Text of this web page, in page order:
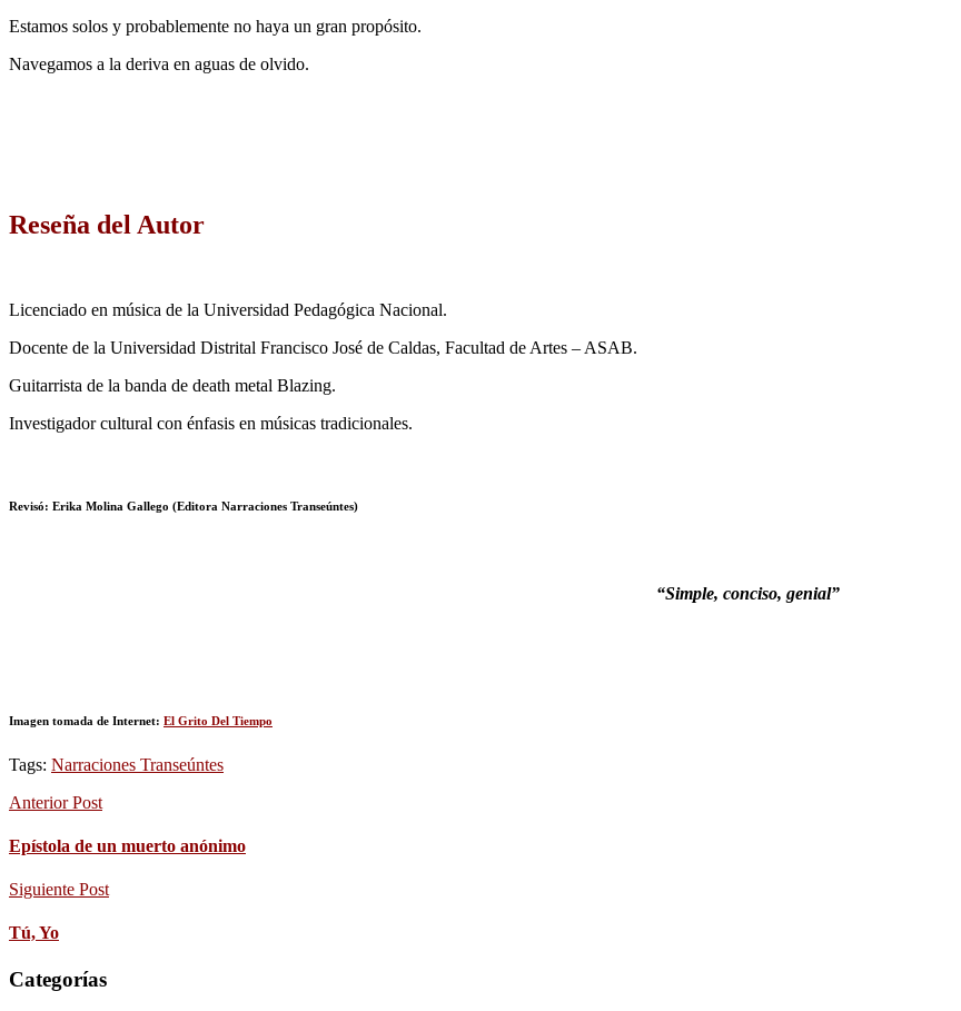
Estamos solos y probablemente no haya un gran propósito.
Navegamos a la deriva en aguas de olvido.
Reseña del Autor
Licenciado en música de la Universidad Pedagógica Nacional.
Docente de la Universidad Distrital Francisco José de Caldas, Facultad de Artes – ASAB.
Guitarrista de la banda de death metal Blazing.
Investigador cultural con énfasis en músicas tradicionales.
Revisó: Erika Molina Gallego (Editora Narraciones Transeúntes)
“Simple, conciso, genial”
Imagen tomada de Internet: El Grito Del Tiempo
Tags: Narraciones Transeúntes
Anterior Post
Epístola de un muerto anónimo
Siguiente Post
Tú, Yo
Categorías